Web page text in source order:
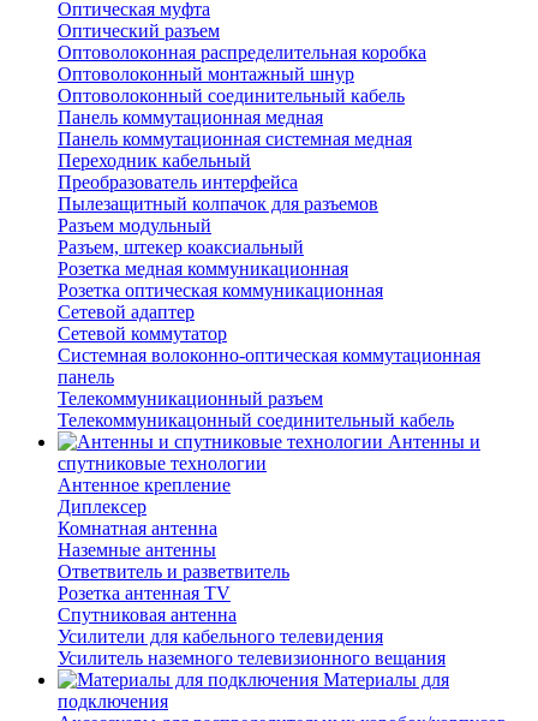
Оптическая муфта
Оптический разъем
Оптоволоконная распределительная коробка
Оптоволоконный монтажный шнур
Оптоволоконный соединительный кабель
Панель коммутационная медная
Панель коммутационная системная медная
Переходник кабельный
Преобразователь интерфейса
Пылезащитный колпачок для разъемов
Разъем модульный
Разъем, штекер коаксиальный
Розетка медная коммуникационная
Розетка оптическая коммуникационная
Сетевой адаптер
Сетевой коммутатор
Системная волоконно-оптическая коммутационная
панель
Телекоммуникационный разъем
Телекоммуникацонный соединительный кабель
Антенны и
спутниковые технологии
Антенное крепление
Диплексер
Комнатная антенна
Наземные антенны
Ответвитель и разветвитель
Розетка антенная TV
Спутниковая антенна
Усилители для кабельного телевидения
Усилитель наземного телевизионного вещания
Материалы для
подключения